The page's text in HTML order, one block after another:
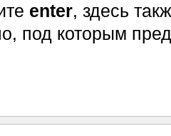
enter, здесь
под которым